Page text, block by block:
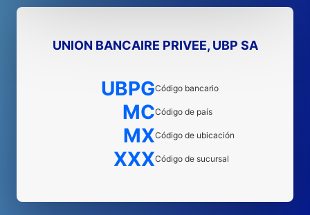
UNION BANCAIRE PRIVEE, UBP SA
UBPGCódigo bancario
MCCódigo de país
MXCódigo de ubicación
XXXCódigo de sucursal